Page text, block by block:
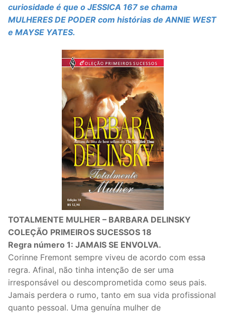
curiosidade é que o JESSICA 167 se chama
MULHERES DE PODER com histórias de ANNIE WEST
e MAYSE YATES.
TOTALMENTE MULHER – BARBARA DELINSKY
COLEÇÃO PRIMEIROS SUCESSOS 18
Regra número 1: JAMAIS SE ENVOLVA.
Corinne Fremont sempre viveu de acordo com essa
regra. Afinal, não tinha intenção de ser uma
irresponsável ou descomprometida como seus pais.
Jamais perdera o rumo, tanto em sua vida profissional
quanto pessoal. Uma genuína mulher de